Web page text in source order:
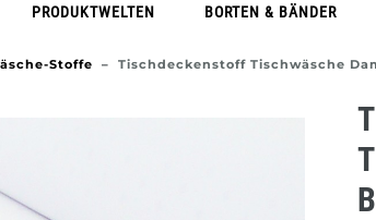
PRODUKTWELTEN BORTEN & BÄNDER
Stoffe Tischdeckenstoff Tischwäsche